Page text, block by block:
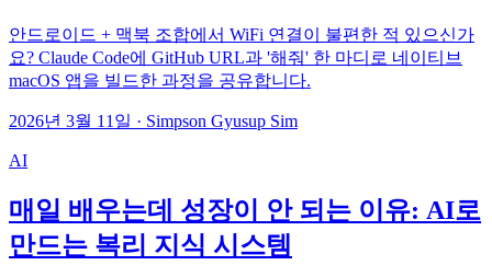
안드로이드 + 맥북 조합에서 WiFi 연결이 불편한 적 있으신가
요? Claude Code에 GitHub URL과 '해줘' 한 마디로 네이티브
macOS 앱을 빌드한 과정을 공유합니다.
2026년 3월 11일 · Simpson Gyusup Sim
AI
매일 배우는데 성장이 안 되는 이유: AI로
만드는 복리 지식 시스템